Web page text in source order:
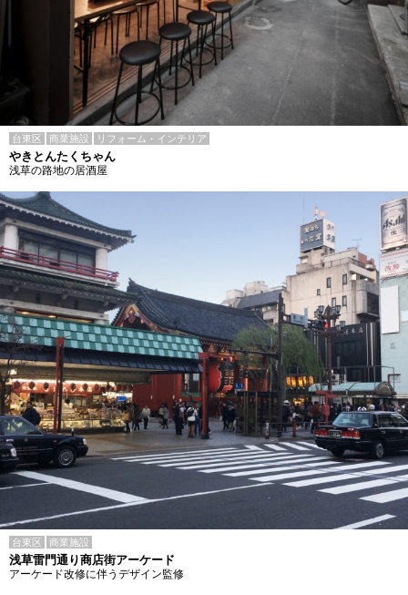
台東区 商業施設 リフォーム・インテリア
やきとんたくちゃん
浅草の路地の居酒屋
台東区 商業施設
浅草雷門通り商店街アーケード
アーケード改修に伴うデザイン監修